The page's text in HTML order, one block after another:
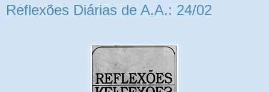
Reflexões Diárias de A.A.: 24/02